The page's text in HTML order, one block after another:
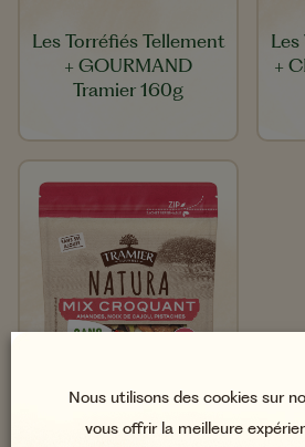
Les Torréfiés Tellement
+ GOURMAND
Tramier 160g
+
Nous utilisons des cookies sur
vous offrir la meilleure